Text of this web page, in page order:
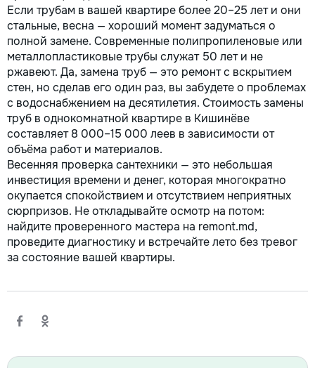
Если трубам в вашей квартире более 20–25 лет и они
стальные, весна — хороший момент задуматься о
полной замене. Современные полипропиленовые или
металлопластиковые трубы служат 50 лет и не
ржавеют. Да, замена труб — это ремонт с вскрытием
стен, но сделав его один раз, вы забудете о проблемах
с водоснабжением на десятилетия. Стоимость замены
труб в однокомнатной квартире в Кишинёве
составляет 8 000–15 000 леев в зависимости от
объёма работ и материалов.
Весенняя проверка сантехники — это небольшая
инвестиция времени и денег, которая многократно
окупается спокойствием и отсутствием неприятных
сюрпризов. Не откладывайте осмотр на потом:
найдите проверенного мастера на remont.md,
проведите диагностику и встречайте лето без тревог
за состояние вашей квартиры.